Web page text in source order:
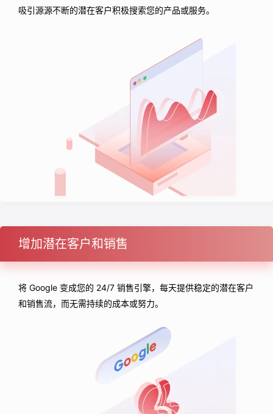
吸引源源不断的潜在客户积极搜索您的产品或服务。
增加潜在客户和销售
将 Google 变成您的 24/7 销售引擎，每天提供稳定的潜在客户
和销售流，而无需持续的成本或努力。